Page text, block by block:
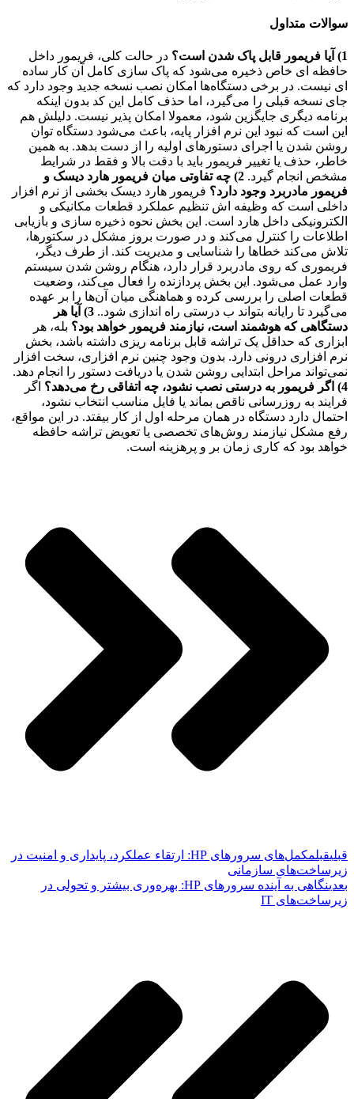
سوالات متداول
1) آیا فریمور قابل پاک شدن است؟
در حالت کلی، فریمور داخل
حافظه ای خاص ذخیره می‌شود که پاک سازی کامل آن کار ساده
ای نیست. در برخی دستگاه‌ها امکان نصب نسخه جدید وجود دارد که
جای نسخه قبلی را می‌گیرد، اما حذف کامل این کد بدون اینکه
برنامه دیگری جایگزین شود، معمولا امکان پذیر نیست. دلیلش هم
این است که نبود این نرم افزار پایه، باعث می‌شود دستگاه توان
روشن شدن یا اجرای دستورهای اولیه را از دست بدهد. به همین
خاطر، حذف یا تغییر فریمور باید با دقت بالا و فقط در شرایط
مشخص انجام گیرد.
2) چه تفاوتی میان فریمور هارد دیسک و
فریمور مادربرد وجود دارد؟ فریمور هارد دیسک بخشی از نرم افزار
داخلی است که وظیفه اش تنظیم عملکرد قطعات مکانیکی و
الکترونیکی داخل هارد است. این بخش نحوه ذخیره سازی و بازیابی
اطلاعات را کنترل می‌کند و در صورت بروز مشکل در سکتورها،
تلاش می‌کند خطاها را شناسایی و مدیریت کند. از طرف دیگر،
فریموری که روی مادربرد قرار دارد، هنگام روشن شدن سیستم
وارد عمل می‌شود. این بخش پردازنده را فعال می‌کند، وضعیت
قطعات اصلی را بررسی کرده و هماهنگی میان آن‌ها را بر عهده
می‌گیرد تا رایانه بتواند ب ‌درستی راه اندازی شود..
3) آیا هر
دستگاهی که هوشمند است، نیازمند فریمور خواهد بود؟ بله، هر
ابزاری که حداقل یک تراشه قابل برنامه ریزی داشته باشد، بخش
نرم افزاری درونی دارد. بدون وجود چنین نرم افزاری، سخت افزار
نمی‌تواند مراحل ابتدایی روشن شدن یا دریافت دستور را انجام دهد.
4) اگر فریمور به درستی نصب نشود، چه اتفاقی رخ می‌دهد؟
اگر
فرایند به روزرسانی ناقص بماند یا فایل مناسب انتخاب نشود،
احتمال دارد دستگاه در همان مرحله اول از کار بیفتد. در این مواقع،
رفع مشکل نیازمند روش‌های تخصصی یا تعویض تراشه حافظه
خواهد بود که کاری زمان بر و پرهزینه است.
قبلیقبل
مکمل‌های سرورهای HP: ارتقاء عملکرد، پایداری و امنیت در
زیرساخت‌های سازمانی
بعدی
نگاهی به آینده سرورهای HP: بهره‌وری بیشتر و تحولی در
زیرساخت‌های IT